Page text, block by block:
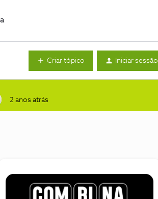
Criar tópico Iniciar sessão
2 anos atrás